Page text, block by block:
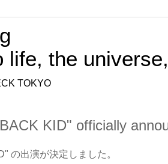
life, the
TOKYO
KID" officially
の出演が決定しました。